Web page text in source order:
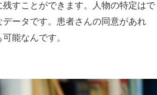
すことができます。人物の特定はで
ータです。患者さんの同意があれ
能なんです。